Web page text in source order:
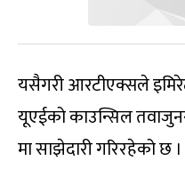
यसैगरी आरटीएक्सले
यूएईको काउन्सिल
मा साझेदारी गरिरहेको छ ।